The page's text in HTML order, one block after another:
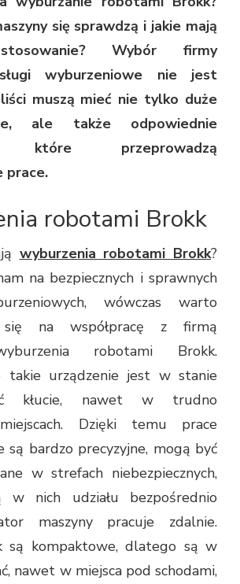
się sprawdzą i jakie mają
Wybór firmy
wyburzeniowe nie jest
muszą mieć nie tylko duże
ale także odpowiednie
które przeprowadzą
prace.
robotami Brokk
wyburzenia robotami Brokk?
na bezpiecznych i sprawnych
wówczas warto
się na współpracę z firmą
robotami Brokk.
takie urządzenie jest w stanie
kłucie, nawet w trudno
Dzięki temu prace
są bardzo precyzyjne, mogą być
w strefach niebezpiecznych,
nich udziału bezpośrednio
maszyny pracuje zdalnie.
są kompaktowe, dlatego są w
nawet w miejsca pod schodami,